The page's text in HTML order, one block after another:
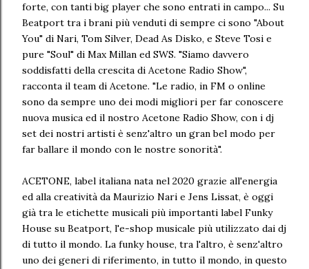
forte, con tanti big player che sono entrati in campo... Su
Beatport tra i brani più venduti di sempre ci sono "About
You" di Nari, Tom Silver, Dead As Disko, e Steve Tosi e
pure "Soul" di Max Millan ed SWS. "Siamo davvero
soddisfatti della crescita di Acetone Radio Show",
racconta il team di Acetone. "Le radio, in FM o online
sono da sempre uno dei modi migliori per far conoscere
nuova musica ed il nostro Acetone Radio Show, con i dj
set dei nostri artisti è senz'altro un gran bel modo per
far ballare il mondo con le nostre sonorità".
ACETONE, label italiana nata nel 2020 grazie all'energia
ed alla creatività da Maurizio Nari e Jens Lissat, è oggi
già tra le etichette musicali più importanti label Funky
House su Beatport, l'e-shop musicale più utilizzato dai dj
di tutto il mondo. La funky house, tra l'altro, è senz'altro
uno dei generi di riferimento, in tutto il mondo, in questo